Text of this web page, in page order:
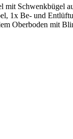
mit Schwenkbügel
1x Be- und
Oberboden mit